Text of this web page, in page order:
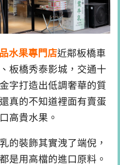
水果專門店近鄰板橋車
板橋秀泰影城，交通十
字打造出低調奢華的質
真的不知道裡面有賣蛋
高貴水果。
的裝飾其實洩了端倪，
是用高檔的進口原料。